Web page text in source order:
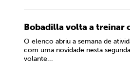
Bobadilla volta a treinar
O elenco abriu a semana de
com uma novidade nesta
volante...